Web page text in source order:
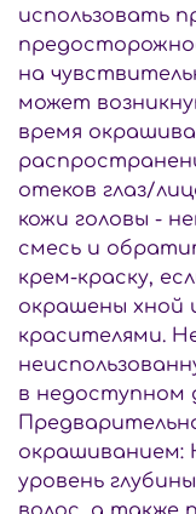
использовать
на
может
время
отеков глаз/
кожи головы -
смесь и
крем-краску,
окрашены хной
красителями.
в недоступном
окрашиванием:
уровень